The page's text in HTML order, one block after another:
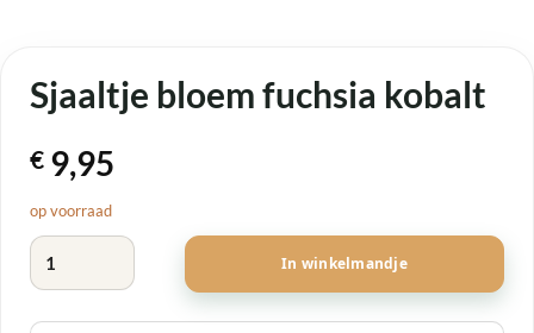
Sjaaltje bloem fuchsia kobalt
€ 9,95
op voorraad
Sjaaltje bloem fuchsia kobalt aantal
In winkelmandje